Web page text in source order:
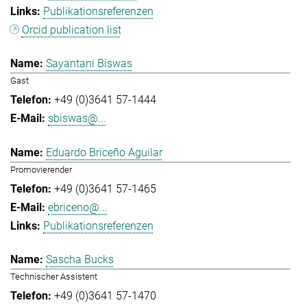
Publikationsreferenzen
Orcid publication list
Sayantani Biswas
Gast
+49 (0)3641 57-1444
sbiswas@...
Eduardo Briceño Aguilar
Promovierender
+49 (0)3641 57-1465
ebriceno@...
Publikationsreferenzen
Sascha Bucks
Technischer Assistent
+49 (0)3641 57-1470